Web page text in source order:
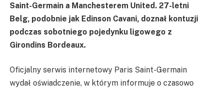
Saint-Germain a Manchesterem United. 27-letni
Belg, podobnie jak Edinson Cavani, doznał kontuzji
podczas sobotniego pojedynku ligowego z
Girondins Bordeaux.
Oficjalny serwis internetowy Paris Saint-Germain
wydał oświadczenie, w którym informuje o czasowo